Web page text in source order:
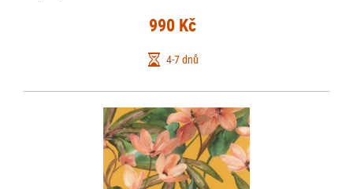
990 Kč
4-7 dnů